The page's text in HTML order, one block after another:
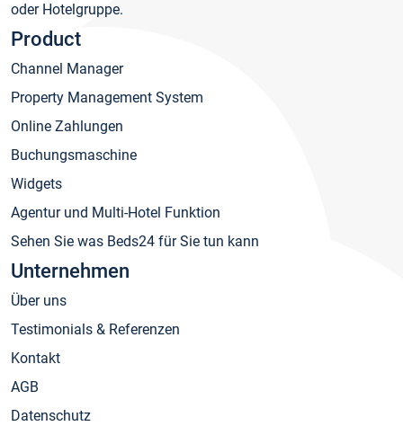
oder Hotelgruppe.
Product
Channel Manager
Property Management System
Online Zahlungen
Buchungsmaschine
Widgets
Agentur und Multi-Hotel Funktion
Sehen Sie was Beds24 für Sie tun kann
Unternehmen
Über uns
Testimonials & Referenzen
Kontakt
AGB
Datenschutz